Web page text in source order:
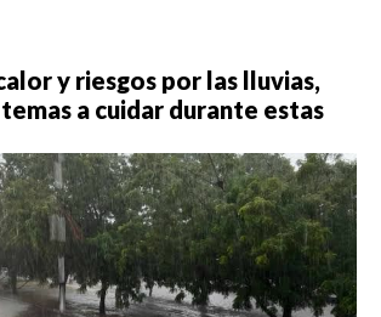
y riesgos por las lluvias,
a cuidar durante estas